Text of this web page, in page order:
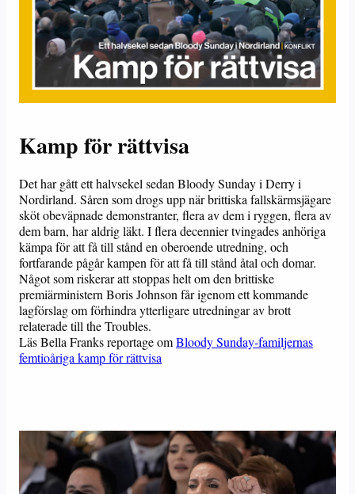
Kamp för rättvisa
Det har gått ett halvsekel sedan Bloody Sunday i Derry i
Nordirland. Såren som drogs upp när brittiska fallskärmsjägare
sköt obeväpnade demonstranter, flera av dem i ryggen, flera av
dem barn, har aldrig läkt. I flera decennier tvingades anhöriga
kämpa för att få till stånd en oberoende utredning, och
fortfarande pågår kampen för att få till stånd åtal och domar.
Något som riskerar att stoppas helt om den brittiske
premiärministern Boris Johnson får igenom ett kommande
lagförslag om förhindra ytterligare utredningar av brott
relaterade till the Troubles.
Läs Bella Franks reportage omBloody Sunday-familjernas
femtioåriga kamp för rättvisa